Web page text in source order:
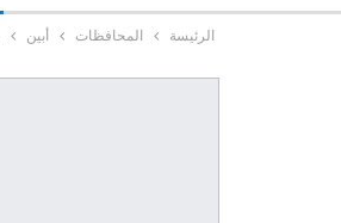
الرئيسة المحافظات أبين